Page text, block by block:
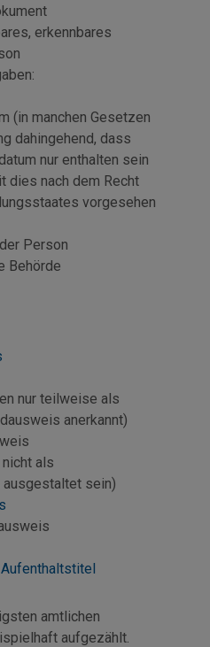
erkennbares
(in manchen Gesetzen
dahingehend, dass
nur enthalten sein
dies nach dem Recht
vorgesehen
Person
Behörde
nur teilweise als
anerkannt)
als
sein)
amtlichen
aufgezählt.